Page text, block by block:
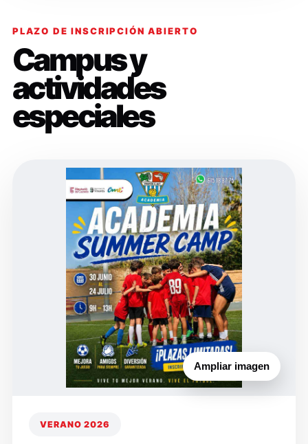
PLAZO DE INSCRIPCIÓN ABIERTO
Campus y
actividades
especiales
Ampliar imagen
VERANO 2026